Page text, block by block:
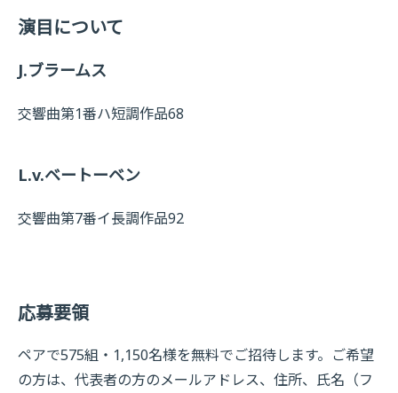
演目について
J.ブラームス
交響曲第1番ハ短調作品68
L.v.ベートーベン
交響曲第7番イ長調作品92
応募要領
ペアで575組・1,150名様を無料でご招待します。ご希望
の方は、代表者の方のメールアドレス、住所、氏名（フ